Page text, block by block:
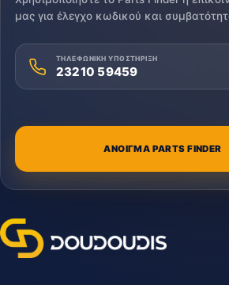
μας για έλεγχο κωδικού και
ΤΗΛΕΦΩΝΙΚΗ ΥΠΟΣΤΗΡΙΞΗ
23210 59459
ΑΝΟΙΓΜΑ PARTS FINDER